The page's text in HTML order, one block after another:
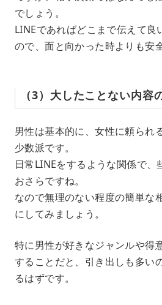
でしょう。
LINEであればどこまで伝えて良
ので、面と向かった時よりも安
（3）大したことない内容
男性は基本的に、女性に頼られ
少数派です。
日常LINEをするような関係で、
おさらですね。
なので無理のない程度の簡単な
にしてみましょう。
特に男性が好きなジャンルや得
することだと、引き出しも多い
るはずです。